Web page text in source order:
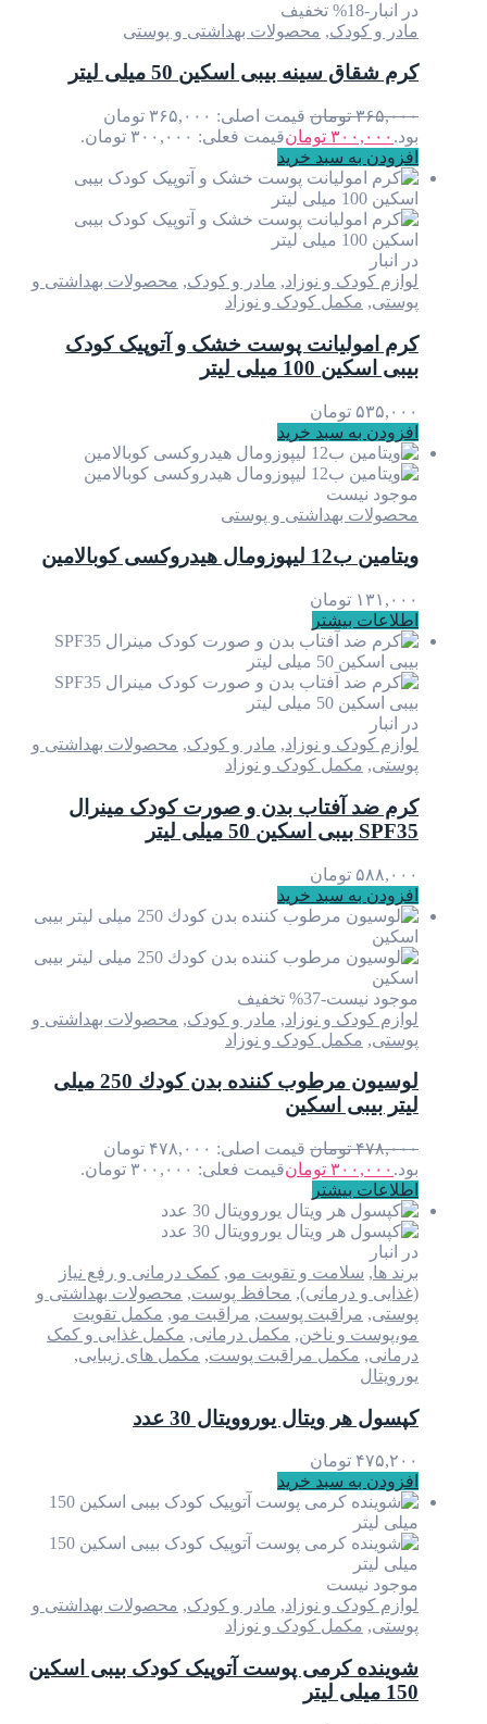
در انبار -18% تخفیف
مادر و کودک, محصولات بهداشتی و پوستی
کرم شقاق سینه بیبی اسکین 50 میلی لیتر
۳۶۵,۰۰۰ تومان
قیمت اصلی: ۳۶۵,۰۰۰ تومان
بود. ۳۰۰,۰۰۰ تومانقیمت فعلی: ۳۰۰,۰۰۰ تومان.
افزودن به سبد خرید
در انبار
لوازم کودک و نوزاد, مادر و کودک, محصولات بهداشتی و
پوستی, مکمل کودک و نوزاد
کرم امولیانت پوست خشک و آتوپیک کودک
بیبی اسکین 100 میلی لیتر
۵۳۵,۰۰۰ تومان
افزودن به سبد خرید
موجود نیست
محصولات بهداشتی و پوستی
ویتامین ب12 لیپوزومال هیدروکسی کوبالامین
۱۳۱,۰۰۰ تومان
اطلاعات بیشتر
در انبار
لوازم کودک و نوزاد, مادر و کودک, محصولات بهداشتی و
پوستی, مکمل کودک و نوزاد
کرم ضد آفتاب بدن و صورت کودک مینرال
SPF35 بیبی اسکین 50 میلی لیتر
۵۸۸,۰۰۰ تومان
افزودن به سبد خرید
موجود نیست-37% تخفیف
لوازم کودک و نوزاد, مادر و کودک, محصولات بهداشتی و
پوستی, مکمل کودک و نوزاد
لوسیون مرطوب كننده بدن كودك 250 میلی
لیتر بیبی اسكین
۴۷۸,۰۰۰ تومان
قیمت اصلی: ۴۷۸,۰۰۰ تومان
بود. ۳۰۰,۰۰۰ تومانقیمت فعلی: ۳۰۰,۰۰۰ تومان.
اطلاعات بیشتر
در انبار
برند ها, سلامت و تقویت مو, کمک درمانی و رفع نیاز
(غذایی و درمانی), محافظ پوست, محصولات بهداشتی و
پوستی, مراقبت پوست, مراقبت مو, مکمل تقویت
مو،پوست و ناخن, مکمل درمانی, مکمل غذایی و کمک
درمانی, مکمل مراقبت پوست, مکمل های زیبایی,
یورویتال
کپسول هر ویتال یوروویتال 30 عدد
۴۷۵,۲۰۰ تومان
افزودن به سبد خرید
موجود نیست
لوازم کودک و نوزاد, مادر و کودک, محصولات بهداشتی و
پوستی, مکمل کودک و نوزاد
شوینده کرمی پوست آتوپیک کودک بیبی اسکین
150 میلی لیتر